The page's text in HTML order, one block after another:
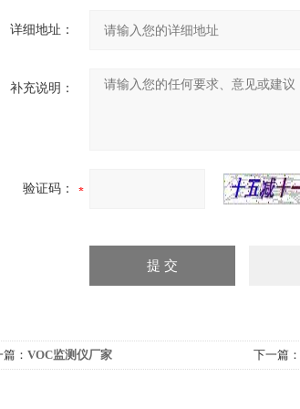
详细地址：
补充说明：
验证码：
： VOC监测仪厂家 下一篇：